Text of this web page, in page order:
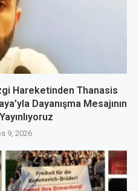
Hareketinden Thanasis
Dayanışma Mesajının
9, 2026